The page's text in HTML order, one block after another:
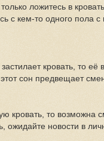
ложитесь в
с кем-то одного пола
кровать, то её
сон предвещает
кровать, то возможна
ожидайте новости в